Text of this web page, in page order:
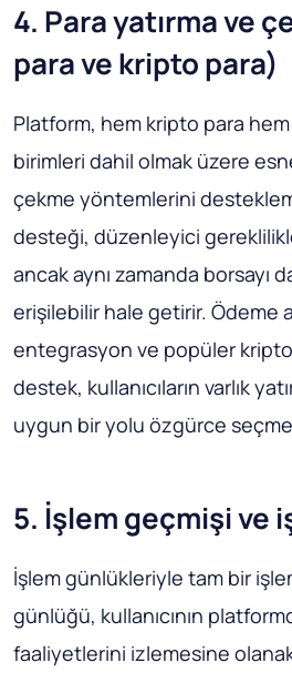
4. Para yatırma ve
para ve kripto para)
Platform, hem kripto para
birimleri dahil olmak üzere
çekme yöntemlerini
desteği, düzenleyici
ancak aynı zamanda borsayı
erişilebilir hale getirir. Ödeme
entegrasyon ve popüler
destek, kullanıcıların varlık
uygun bir yolu özgürce
5. İşlem geçmişi ve
İşlem günlükleriyle tam bir
günlüğü, kullanıcının
faaliyetlerini izlemesine